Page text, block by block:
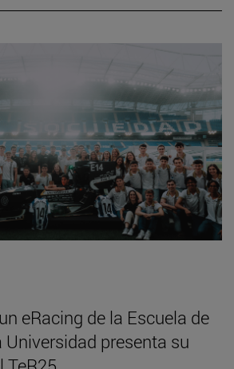
eRacing de la Escuela de
Universidad presenta su